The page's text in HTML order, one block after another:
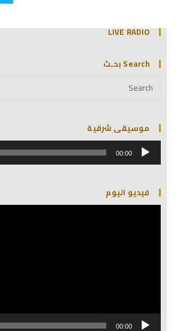
LIVE RADIO
Search بحـث
موسيقى شرقية
مشغل
الصوت 00:00
فيديو اليوم
مشغل
00:00